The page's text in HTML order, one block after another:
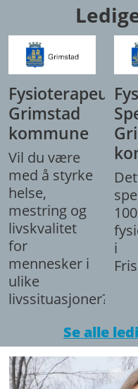
Fysioterapeut,
Grimstad
kommune
Vil du være
med å styrke
helse,
mestring og
livskvalitet
for
mennesker i
ulike
livssituasjoner?
i
Se alle